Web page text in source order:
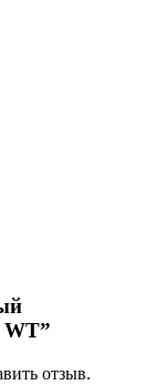
WT”
отзыв.